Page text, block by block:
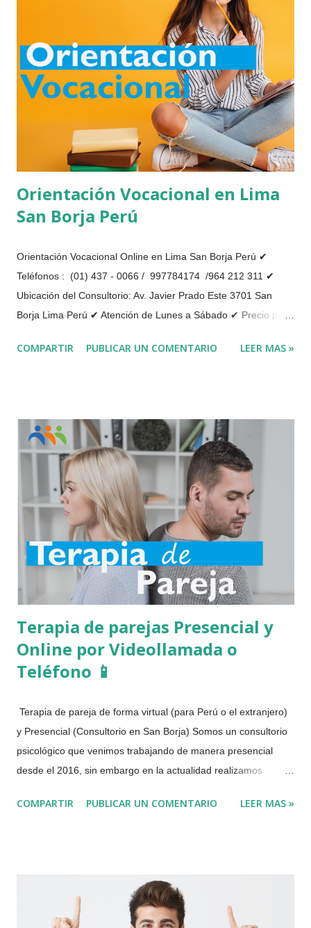
personal, observación del comportamiento y la entrevista
familiar para poder analizar y tratar el problema que los niños
o jóvenes están atravesando , estos problemas pueden estar
afectando diversas de su vida personal, académica, familiar o
social. Se le brinda un ambiente de confianza y tranquilidad
Orientación Vocacional en Lima
San Borja Perú
Orientación Vocacional Online en Lima San Borja Perú ✔
Teléfonos : (01) 437 - 0066 / 997784174 /964 212 311 ✔
Ubicación del Consultorio: Av. Javier Prado Este 3701 San
Borja Lima Perú ✔ Atención de Lunes a Sábado ✔ Precio por
numero de sesiones de Orientación Vocacional Online Cada
lograr los resultados esperados. La orientación vocacional
ayuda a poder optar por una carrera profesional, sea superior
o técnica, identificando las fortalezas y debilidades personales,
así como los intereses, motivaciones y expectativas, de modo
que se realizar un estudio completo de la persona para lograr
el equilibrio entre las habilidades personales del estudiante y
las posibles elecciones profesionales. Existe ...
COMPARTIR PUBLICAR UN COMENTARIO LEER MAS »
Terapia de parejas Presencial y
Online por Videollamada o
Teléfono 📱
Terapia de pareja de forma virtual (para Perú o el extranjero)
y Presencial (Consultorio en San Borja) Somos un consultorio
psicológico que venimos trabajando de manera presencial
desde el 2016, sin embargo en la actualidad realizamos
del COVID 19 o Coronavirus. En la actualidad trabajamos tanto
que puedan lograr una adecuada convivencia, una relación de
confianza y respeto o en su defecto lograr una separación de
COMPARTIR PUBLICAR UN COMENTARIO LEER MAS »